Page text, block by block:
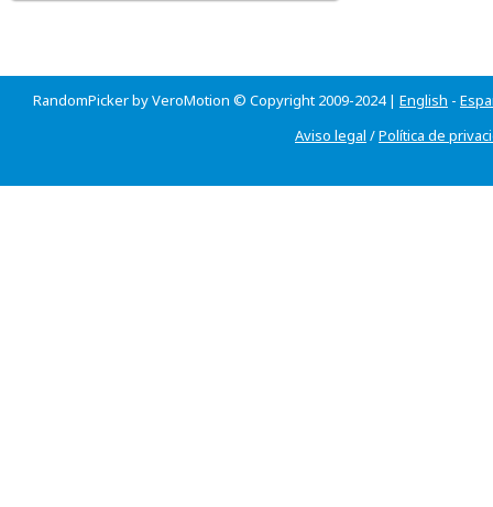
RandomPicker by VeroMotion © Copyright 2009-2024 | English -
Aviso legal /Política de